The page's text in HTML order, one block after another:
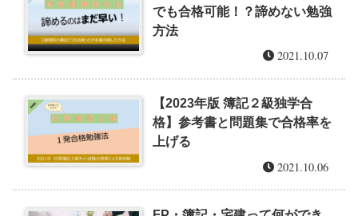
でも合格可能！？諦めない勉強
方法
2021.10.07
【2023年版 簿記２級独学合
格】参考書と問題集で合格率を
上げる
2021.10.06